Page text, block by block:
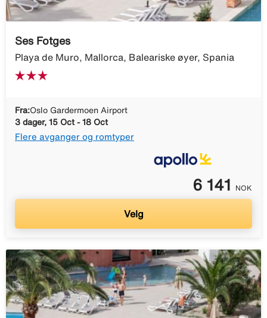
Ses Fotges
Playa de Muro, Mallorca, Baleariske øyer, Spania
Fra:Oslo Gardermoen Airport
3 dager, 15 Oct - 18 Oct
Flere avganger og romtyper
6 141 NOK
Velg